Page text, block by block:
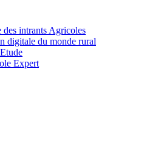
des intrants Agricoles
digitale du monde rural
Expert